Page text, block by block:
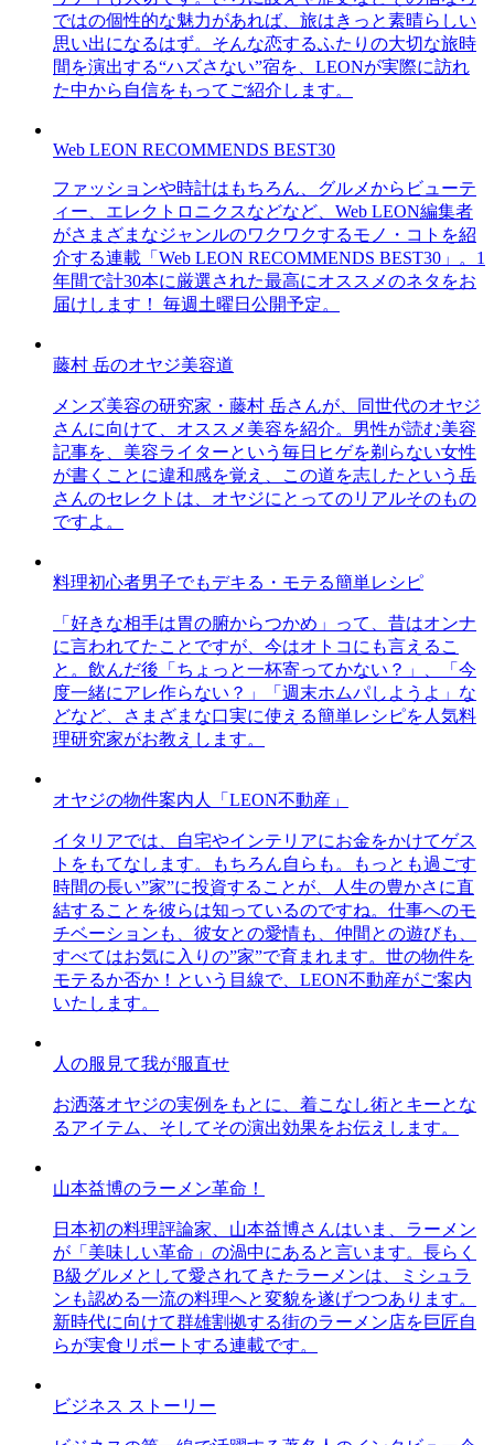
ではの個性的な魅力があれば、旅はきっと素晴らしい
思い出になるはず。そんな恋するふたりの大切な旅時
間を演出する“ハズさない”宿を、LEONが実際に訪れ
た中から自信をもってご紹介します。
Web LEON RECOMMENDS BEST30
ファッションや時計はもちろん、グルメからビューテ
ィー、エレクトロニクスなどなど、Web LEON編集者
がさまざまなジャンルのワクワクするモノ・コトを紹
介する連載「Web LEON RECOMMENDS BEST30」。1
年間で計30本に厳選された最高にオススメのネタをお
届けします！ 毎週土曜日公開予定。
藤村 岳のオヤジ美容道
メンズ美容の研究家・藤村 岳さんが、同世代のオヤジ
さんに向けて、オススメ美容を紹介。男性が読む美容
記事を、美容ライターという毎日ヒゲを剃らない女性
が書くことに違和感を覚え、この道を志したという岳
さんのセレクトは、オヤジにとってのリアルそのもの
ですよ。
料理初心者男子でもデキる・モテる簡単レシピ
「好きな相手は胃の腑からつかめ」って、昔はオンナ
に言われてたことですが、今はオトコにも言えるこ
と。飲んだ後「ちょっと一杯寄ってかない？」、「今
度一緒にアレ作らない？」「週末ホムパしようよ」な
どなど、さまざまな口実に使える簡単レシピを人気料
理研究家がお教えします。
オヤジの物件案内人「LEON不動産」
イタリアでは、自宅やインテリアにお金をかけてゲス
トをもてなします。もちろん自らも。もっとも過ごす
時間の長い”家”に投資することが、人生の豊かさに直
結することを彼らは知っているのですね。仕事へのモ
チベーションも、彼女との愛情も、仲間との遊びも、
すべてはお気に入りの”家”で育まれます。世の物件を
モテるか否か！という目線で、LEON不動産がご案内
いたします。
人の服見て我が服直せ
お洒落オヤジの実例をもとに、着こなし術とキーとな
るアイテム、そしてその演出効果をお伝えします。
山本益博のラーメン革命！
日本初の料理評論家、山本益博さんはいま、ラーメン
が「美味しい革命」の渦中にあると言います。長らく
B級グルメとして愛されてきたラーメンは、ミシュラ
ンも認める一流の料理へと変貌を遂げつつあります。
新時代に向けて群雄割拠する街のラーメン店を巨匠自
らが実食リポートする連載です。
ビジネス ストーリー